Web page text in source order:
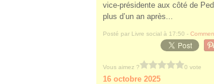
vice-présidente aux côté de
plus d’un an après...
Posté par Livre social à 17:50 -
Vous aimez ? 0 vote
16 octobre 2025